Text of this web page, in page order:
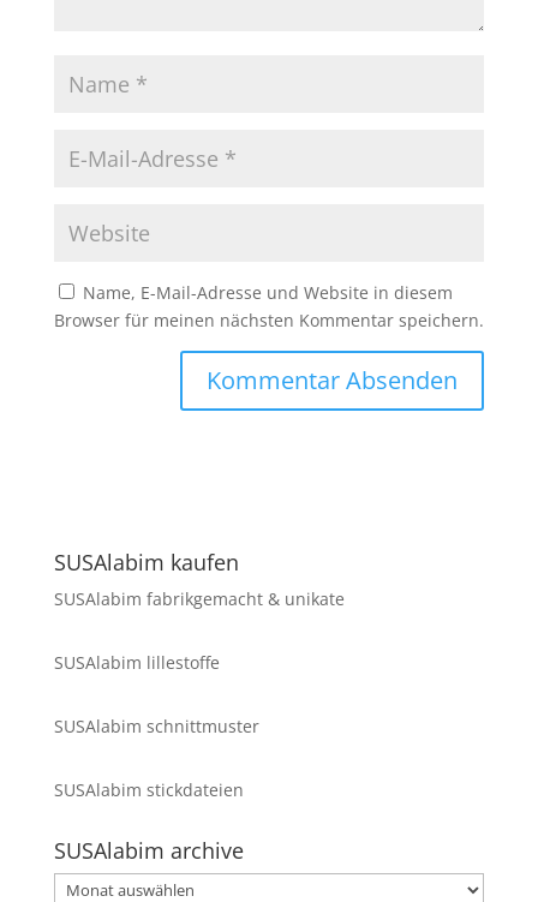
Name, E-Mail-Adresse und Website in diesem
Browser für meinen nächsten Kommentar speichern.
SUSAlabim kaufen
SUSAlabim fabrikgemacht & unikate
SUSAlabim lillestoffe
SUSAlabim schnittmuster
SUSAlabim stickdateien
SUSAlabim archive
SUSAlabim